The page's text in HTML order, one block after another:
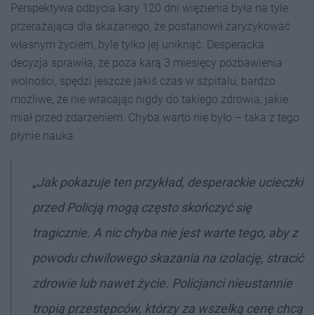
Perspektywa odbycia kary 120 dni więzienia była na tyle
przerażająca dla skazanego, że postanowił zaryzykować
własnym życiem, byle tylko jej uniknąć. Desperacka
decyzja sprawiła, że poza karą 3 miesięcy pozbawienia
wolności, spędzi jeszcze jakiś czas w szpitalu, bardzo
możliwe, że nie wracając nigdy do takiego zdrowia, jakie
miał przed zdarzeniem. Chyba warto nie było – taka z tego
płynie nauka.
„Jak pokazuje ten przykład, desperackie ucieczki
przed Policją mogą często skończyć się
tragicznie. A nic chyba nie jest warte tego, aby z
powodu chwilowego skazania na izolację, stracić
zdrowie lub nawet życie. Policjanci nieustannie
tropią przestępców, którzy za wszelką cenę chcą